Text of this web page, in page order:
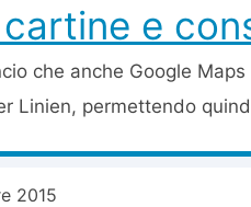
e
che anche Google
Linien, permettendo
2015